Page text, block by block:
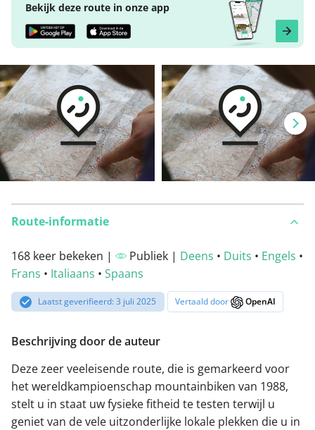
Bekijk deze route in onze app
Route-informatie
168 keer bekeken | Publiek | Deens • Duits • Engels •
Frans • Italiaans • Spaans
Laatst geverifieerd: 3 juli 2025 Vertaald door OpenAI
Beschrijving door de auteur
Deze zeer veeleisende route, die is gemarkeerd voor
het wereldkampioenschap mountainbiken van 1988,
stelt u in staat uw fysieke fitheid te testen terwijl u
geniet van de vele uitzonderlijke lokale plekken die u in